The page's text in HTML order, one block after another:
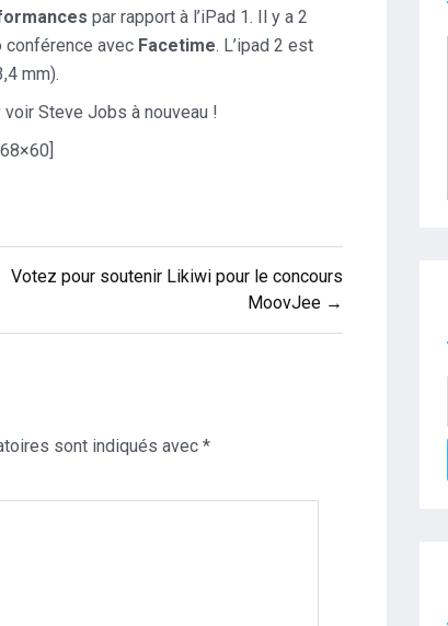
par rapport à l’iPad 1. Il y a 2
conférence avec Facetime. L’ipad 2 est
mm).
Steve Jobs à nouveau !
Votez pour soutenir Likiwi pour le concours
MoovJee →
sont indiqués avec *